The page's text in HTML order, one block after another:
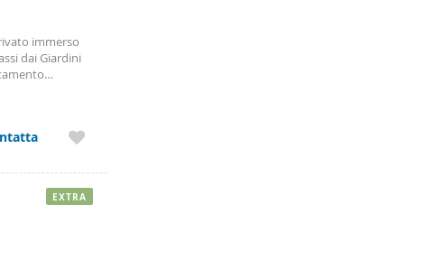
immerso
dai Giardini
EXTRA